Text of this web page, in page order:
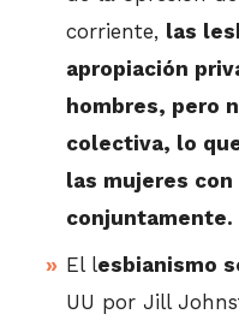
corriente, las
apropiación
hombres, pero
colectiva, lo
las mujeres
conjuntamente.
El lesbianismo
UU por Jill